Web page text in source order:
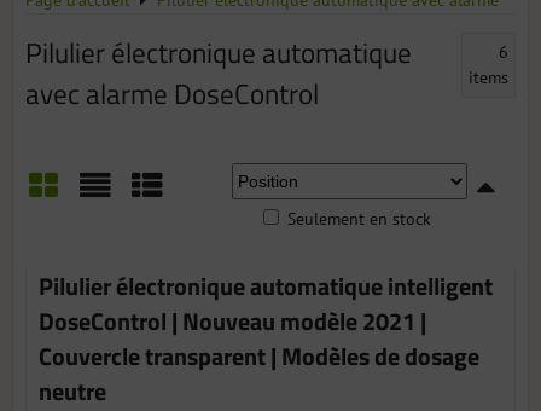
Pilulier électronique automatique
avec alarme DoseControl
6
items
Seulement en stock
Pilulier électronique automatique intelligent
DoseControl | Nouveau modèle 2021 |
Couvercle transparent | Modèles de dosage
neutre